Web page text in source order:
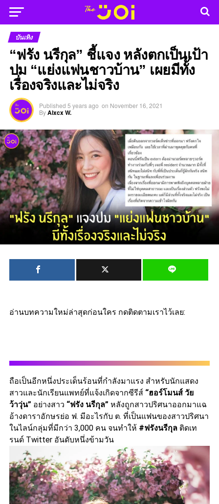
บันเทิง
“ฟรัง นรีกุล” ชี้แจง หลังตกเป็นเป้า
ปม “แย่งแฟนชาวบ้าน” เผยมีทั้ง
เรื่องจริงและไม่จริง
Published 5 years ago on November 16, 2021
ByAlxcx W.
อ่านบทความใหม่ล่าสุดก่อนใคร กดติดตามเราไว้เลย:
ถือเป็นอีกหนึ่งประเด็นร้อนที่กำลังมาแรง สำหรับนักแสดง
สาวและนักเรียนแพทย์ที่แจ้งเกิดจากซีรีส์ “ฮอร์โมนส์ วัย
ว้าวุ่น” อย่างสาว “ฟรัง นรีกุล” หลังถูกสาวปริศนาออกมาแฉ
อ้างดาราอักษรย่อ ฟ. มีอะไรกับ ต. ที่เป็นแฟนของสาวปริศนา
ในไลน์กลุ่มที่มีกว่า 3,000 คน จนทำให้ #ฟรังนรีกุลติดเท
รนด์ Twitter อันดับหนึ่งข้ามวัน